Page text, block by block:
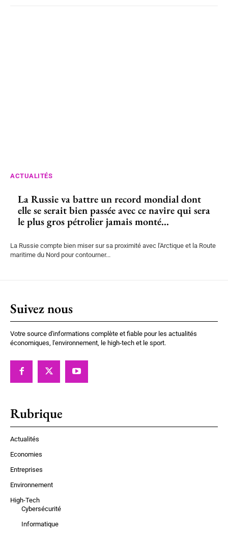
ACTUALITÉS
La Russie va battre un record mondial dont
elle se serait bien passée avec ce navire qui sera
le plus gros pétrolier jamais monté...
La Russie compte bien miser sur sa proximité avec l'Arctique et la Route
maritime du Nord pour contourner...
Suivez nous
Votre source d'informations complète et fiable pour les actualités
économiques, l'environnement, le high-tech et le sport.
Rubrique
Actualités
Economies
Entreprises
Environnement
High-Tech
Cybersécurité
Informatique